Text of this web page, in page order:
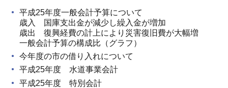
平成25年度一般会計予算について
歳入 国庫支出金が減少し繰入金が増加
歳出 復興経費の計上により災害復旧費が大幅増
一般会計予算の構成比（グラフ）
今年度の市の借り入れについて
平成25年度 水道事業会計
平成25年度 特別会計